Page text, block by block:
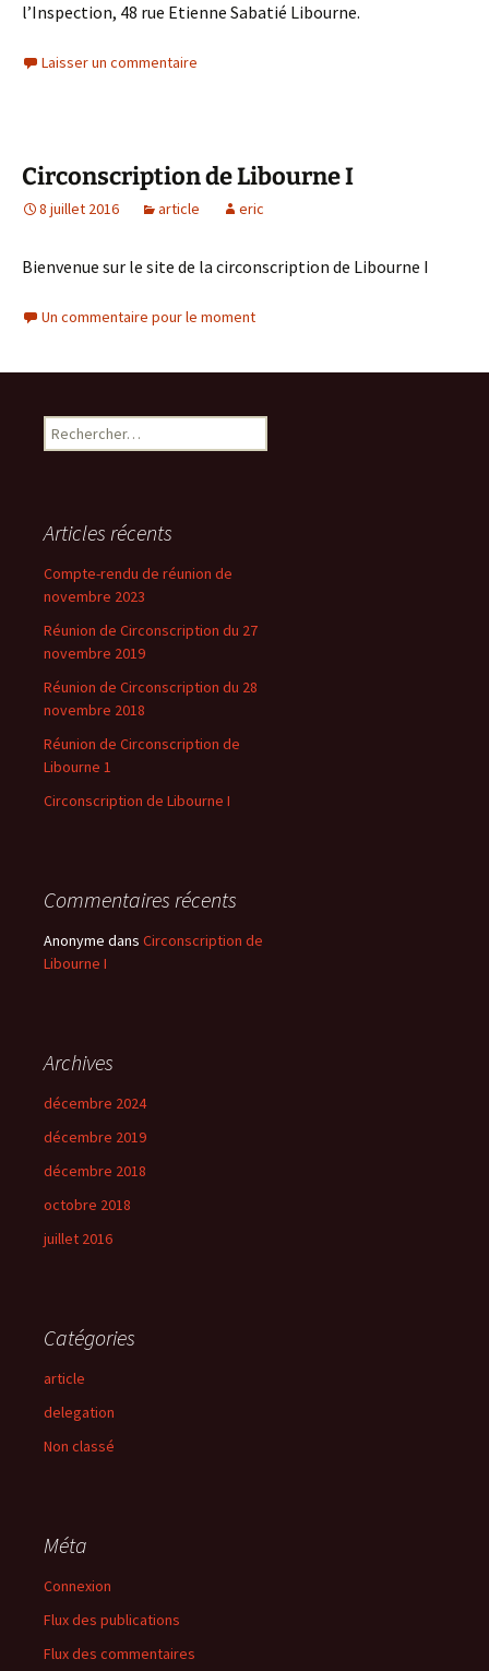
l’Inspection, 48 rue Etienne Sabatié Libourne.
Laisser un commentaire
Circonscription de Libourne I
8 juillet 2016 article eric
Bienvenue sur le site de la circonscription de Libourne I
Un commentaire pour le moment
Rechercher :
Articles récents
Compte-rendu de réunion de
novembre 2023
Réunion de Circonscription du 27
novembre 2019
Réunion de Circonscription du 28
novembre 2018
Réunion de Circonscription de
Libourne 1
Circonscription de Libourne I
Commentaires récents
Anonyme dans Circonscription de
Libourne I
Archives
décembre 2024
décembre 2019
décembre 2018
octobre 2018
juillet 2016
Catégories
article
delegation
Non classé
Méta
Connexion
Flux des publications
Flux des commentaires